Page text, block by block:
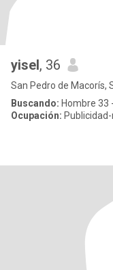
yisel, 36
San Pedro de Macorís,
Buscando: Hombre 33
Ocupación: